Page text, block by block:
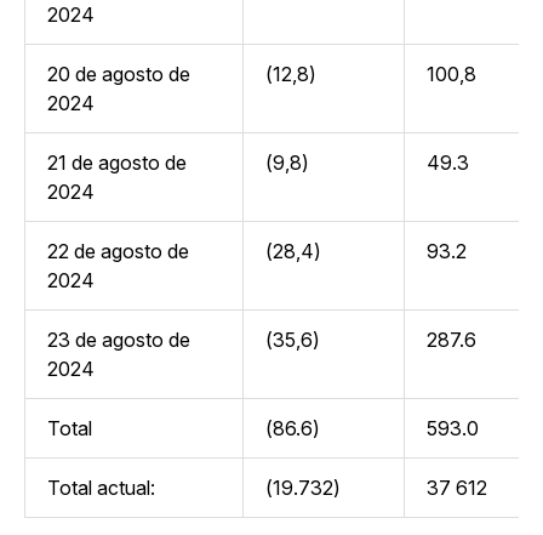
2024
20 de agosto de
2024
(12,8) 100,8
21 de agosto de
2024
(9,8) 49.3
22 de agosto de
2024
(28,4) 93.2
23 de agosto de
2024
(35,6) 287.6
Total (86.6) 593.0
Total actual: (19.732) 37 612